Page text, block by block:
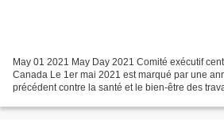
May 01 2021 May Day 2021 Comité exécutif
Canada Le 1er mai 2021 est marqué par une
précédent contre la santé et le bien-être des